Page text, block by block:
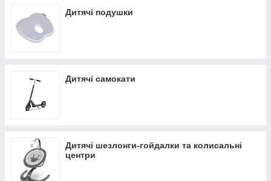
Дитячі подушки
Дитячі самокати
Дитячі шезлонги-гойдалки та колисальні
центри